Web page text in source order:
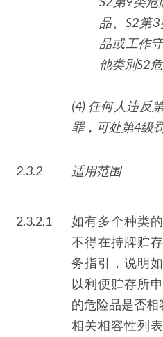
品、 S2第3
品或工作
他类別S2
(4) 任何人违反
罪，可处第4级
2.3.2 适用范围
2.3.2.1
如有多个种类
不得在持牌贮
务指引，说明
以利便贮存所
的危险品是否相
相关相容性列